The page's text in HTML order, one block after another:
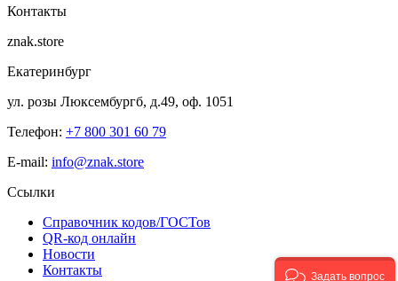
Контакты
znak.store
Екатеринбург
ул. розы Люксембургб, д.49, оф. 1051
Телефон: +7 800 301 60 79
E-mail: info@znak.store
Ссылки
Справочник кодов/ГОСТов
QR-код онлайн
Новости
Контакты
Задать вопрос